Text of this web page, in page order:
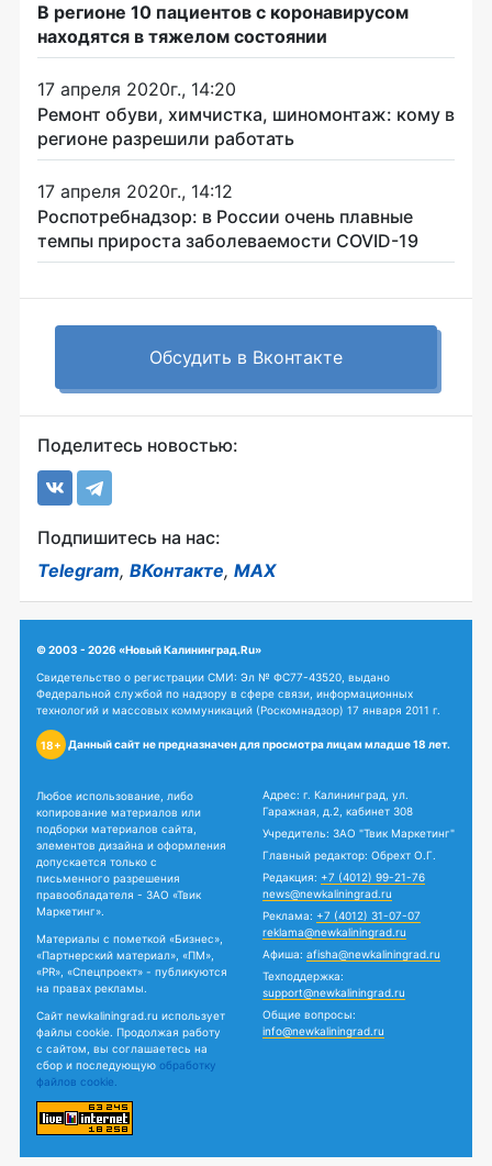
В регионе 10 пациентов с коронавирусом
находятся в тяжелом состоянии
17 апреля 2020г., 14:20
Ремонт обуви, химчистка, шиномонтаж: кому в
регионе разрешили работать
17 апреля 2020г., 14:12
Роспотребнадзор: в России очень плавные
темпы прироста заболеваемости COVID-19
Обсудить в Вконтакте
Поделитесь новостью:
Подпишитесь на нас:
Telegram, ВКонтакте, MAX
© 2003 - 2026 «Новый Калининград.Ru»
Свидетельство о регистрации СМИ: Эл № ФС77-43520, выдано
Федеральной службой по надзору в сфере связи, информационных
технологий и массовых коммуникаций (Роскомнадзор) 17 января 2011 г.
18+ Данный сайт не предназначен для просмотра лицам младше 18 лет.
Любое использование, либо
копирование материалов или
подборки материалов сайта,
элементов дизайна и оформления
допускается только с
письменного разрешения
правообладателя - ЗАО «Твик
Маркетинг».
Материалы с пометкой «Бизнес»,
«Партнерский материал», «ПМ»,
«PR», «Спецпроект» - публикуются
на правах рекламы.
Сайт newkaliningrad.ru использует
файлы cookie. Продолжая работу
с сайтом, вы соглашаетесь на
сбор и последующую обработку
файлов cookie.
Адрес: г. Калининград, ул.
Гаражная, д.2, кабинет 308
Учредитель: ЗАО "Твик Маркетинг"
Главный редактор: Обрехт О.Г.
Редакция: +7 (4012) 99-21-76
news@newkaliningrad.ru
Реклама: +7 (4012) 31-07-07
reklama@newkaliningrad.ru
Афиша: afisha@newkaliningrad.ru
Техподдержка:
support@newkaliningrad.ru
Общие вопросы:
info@newkaliningrad.ru